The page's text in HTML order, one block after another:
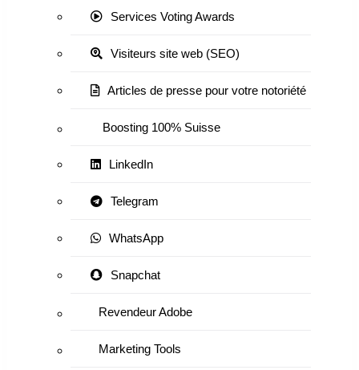
Services Voting Awards
Visiteurs site web (SEO)
Articles de presse pour votre notoriété
Boosting 100% Suisse
LinkedIn
Telegram
WhatsApp
Snapchat
Revendeur Adobe
Marketing Tools